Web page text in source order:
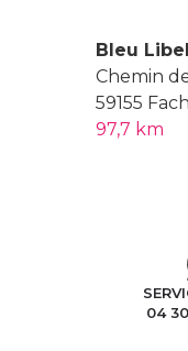
Bleu
Chemin
59155
97,7 km
04